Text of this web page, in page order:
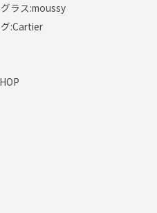
ラス:moussy
:Cartier